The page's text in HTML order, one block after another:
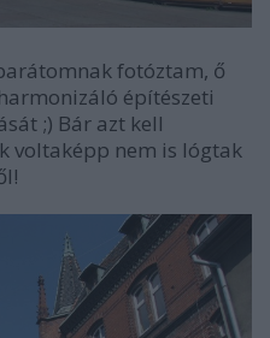
fotóztam, ő
építészeti
;) Bár azt kell
voltaképp nem is lógtak